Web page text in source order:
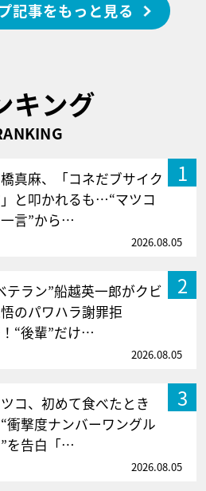
記事をもっと見る
キング
1
真麻、「コネだブサイク
と叩かれるも…“マツコ
言”から…
2026.08.05
2
テラン”船越英一郎がクビ
のパワハラ謝罪拒
“後輩”だけ…
2026.08.05
3
コ、初めて食べたとき
衝撃度ナンバーワングル
を告白「…
2026.08.05